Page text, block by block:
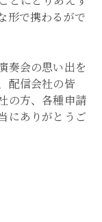
形で携わるがで
奏会の思い出を
配信会社の皆
の方、各種申請
にありがとうご